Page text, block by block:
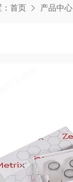
：首页 产品中心